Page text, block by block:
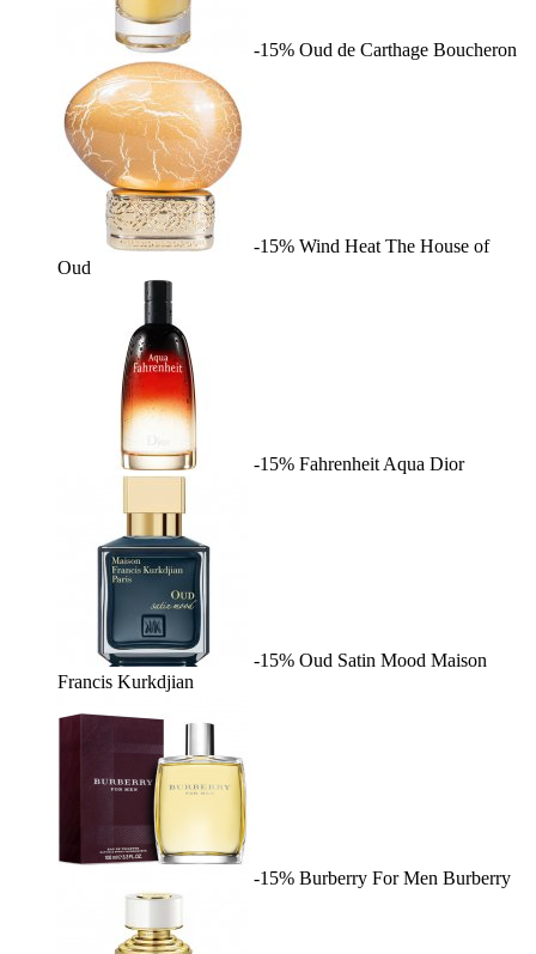
-15% Oud de Carthage Boucheron
-15% Wind Heat The House of
Oud
-15% Fahrenheit Aqua Dior
-15% Oud Satin Mood Maison
Francis Kurkdjian
-15% Burberry For Men Burberry